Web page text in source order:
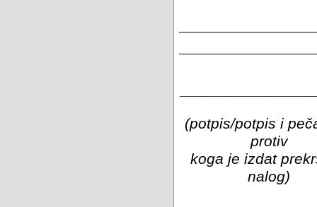
(potpis/potpis i
protiv
koga je izdat
nalog)